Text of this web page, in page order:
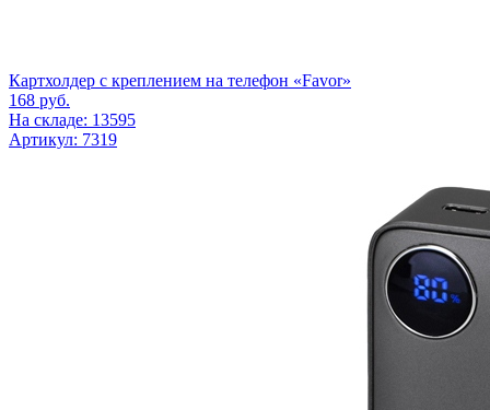
Картхолдер с креплением на телефон «Favor»
168 руб.
На складе: 13595
Артикул: 7319